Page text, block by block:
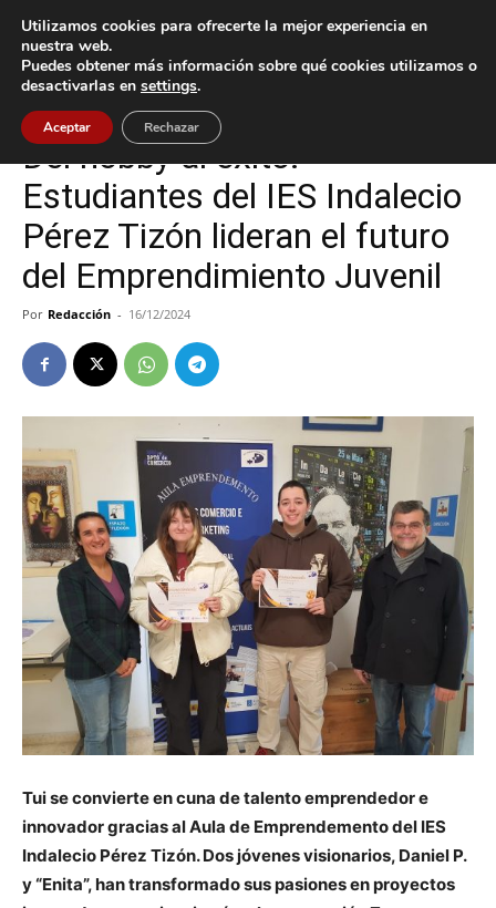
Inicio Tui
Tui
Del hobby al éxito:
Estudiantes del IES Indalecio
Pérez Tizón lideran el futuro
del Emprendimiento Juvenil
Por Redacción - 16/12/2024
Tui se convierte en cuna de talento emprendedor e
innovador gracias al Aula de Emprendemento del IES
Indalecio Pérez Tizón. Dos jóvenes visionarios, Daniel P.
y “Enita”, han transformado sus pasiones en proyectos
Utilizamos cookies para ofrecerte la mejor experiencia en
nuestra web.
Puedes obtener más información sobre qué cookies utilizamos o
desactivarlas en settings.
Aceptar Rechazar